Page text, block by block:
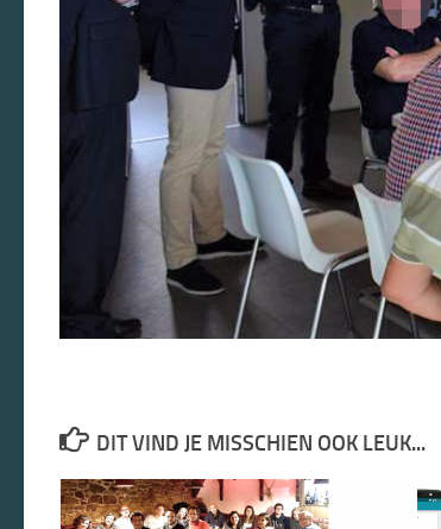
DIT VIND JE MISSCHIEN OOK LEUK...